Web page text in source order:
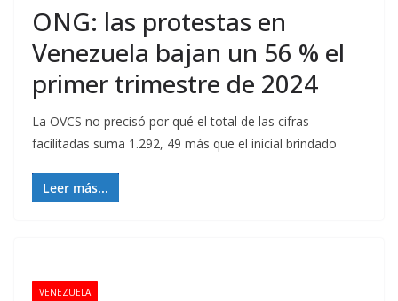
ONG: las protestas en
Venezuela bajan un 56 % el
primer trimestre de 2024
La OVCS no precisó por qué el total de las cifras
facilitadas suma 1.292, 49 más que el inicial brindado
Leer más...
VENEZUELA